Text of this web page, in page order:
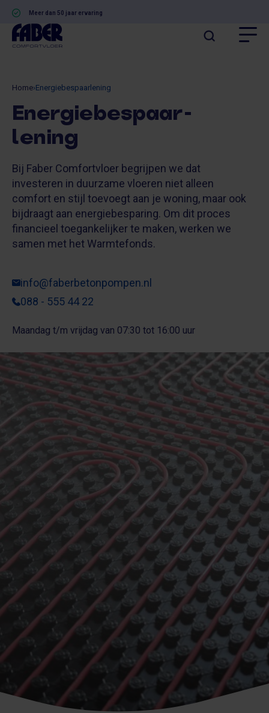
Meer dan 50 jaar ervaring
Home›Energiebespaarlening
Energiebespaar­
lening
Bij Faber Comfortvloer begrijpen we dat
investeren in duurzame vloeren niet alleen
comfort en stijl toevoegt aan je woning, maar ook
bijdraagt aan energiebesparing. Om dit proces
financieel toegankelijker te maken, werken we
samen met het Warmtefonds.
info@faberbetonpompen.nl
088 - 555 44 22
Maandag t/m vrijdag van 07:30 tot 16:00 uur